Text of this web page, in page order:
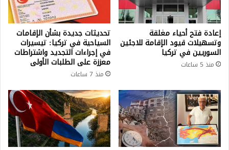
إعادة فتح أحياء مغلقة
وتسهيلات قيود الإقامة للاجئين
السوريين في تركيا
منذ 5 ساعات
تحديثات جديدة بشأن الإقامات
السياحية في تركيا: تيسيرات
في إجراءات التجديد واشتراطات
معززة على الطلبات الأولى
منذ 7 ساعات